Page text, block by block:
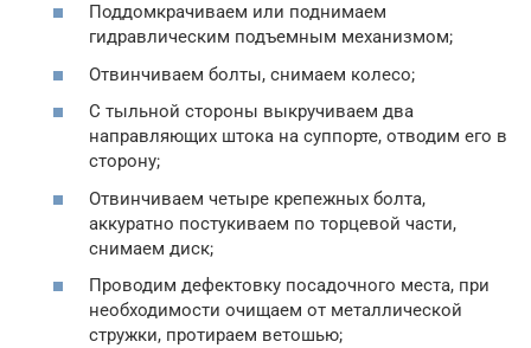
Поддомкрачиваем или поднимаем
гидравлическим подъемным механизмом;
Отвинчиваем болты, снимаем колесо;
С тыльной стороны выкручиваем два
направляющих штока на суппорте, отводим его в
сторону;
Отвинчиваем четыре крепежных болта,
аккуратно постукиваем по торцевой части,
снимаем диск;
Проводим дефектовку посадочного места, при
необходимости очищаем от металлической
стружки, протираем ветошью;